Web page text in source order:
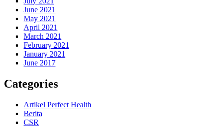
June 2021
May 2021
April 2021
March 2021
February 2021
January 2021
June 2017
Categories
Artikel Perfect Health
Berita
CSR